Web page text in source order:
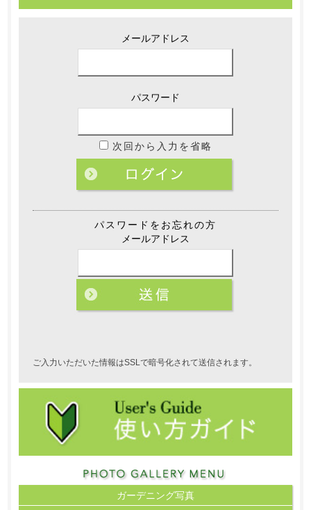
メールアドレス
パスワード
次回から入力を省略
パスワードをお忘れの方
メールアドレス
ご入力いただいた情報はSSLで暗号化されて送信されます。
ガーデニング写真